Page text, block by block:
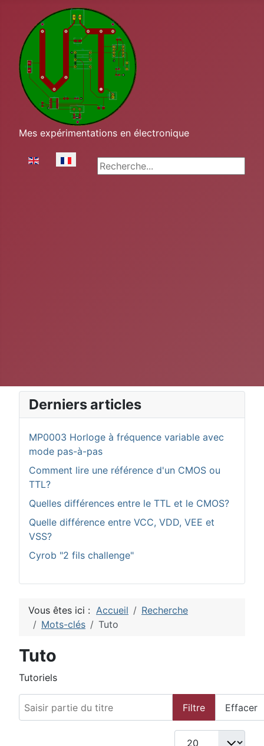
Mes expérimentations en électronique
Sélectionnez votre langue
Rechercher
Derniers articles
MP0003 Horloge à fréquence variable avec
mode pas-à-pas
Comment lire une référence d'un CMOS ou
TTL?
Quelles différences entre le TTL et le CMOS?
Quelle différence entre VCC, VDD, VEE et
VSS?
Cyrob "2 fils challenge"
Vous êtes ici : Accueil
Recherche
Mots-clés
Tuto
Tuto
Tutoriels
Filtre Effacer
Afficher #